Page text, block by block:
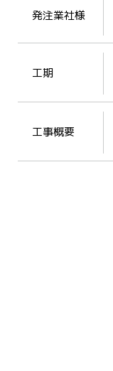
発注業社様
工期
工事概要